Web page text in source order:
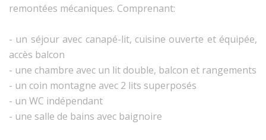
remontées mécaniques. Comprenant:
- un séjour avec canapé-lit, cuisine ouverte et équipée,
accès balcon
- une chambre avec un lit double, balcon et rangements
- un coin montagne avec 2 lits superposés
- un WC indépendant
- une salle de bains avec baignoire